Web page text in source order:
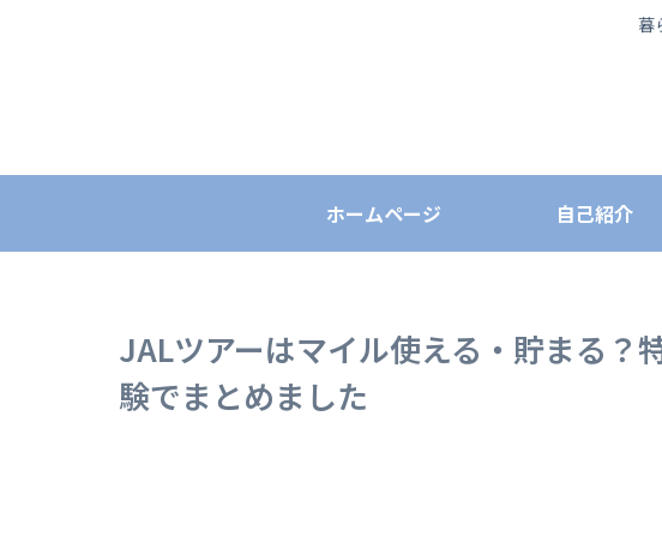
暮
ホームページ 自己紹介
JALツアーはマイル使える・貯まる？
験でまとめました